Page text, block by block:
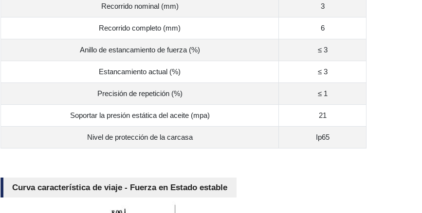
Recorrido nominal (mm) 3
Recorrido completo (mm) 6
Anillo de estancamiento de fuerza (%) ≤ 3
Estancamiento actual (%) ≤ 3
Precisión de repetición (%) ≤ 1
Soportar la presión estática del aceite (mpa) 21
Nivel de protección de la carcasa Ip65
Curva característica de viaje - Fuerza en Estado estable